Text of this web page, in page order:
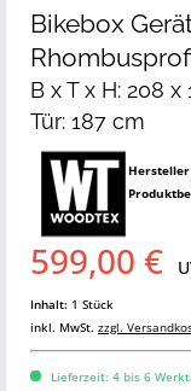
Bikebox
B x T x H: 208
Tür: 187 cm
Hersteller
599,00 €
Inhalt: 1 Stück
inkl. MwSt. zzgl.
Lieferzeit: 4 bis 6